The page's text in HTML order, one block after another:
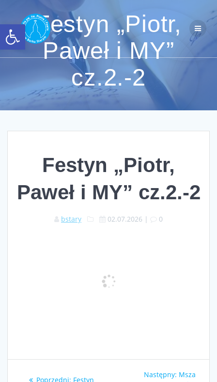
treści
Festyn „Piotr,
Paweł i MY”
cz.2.-2
Festyn „Piotr,
Paweł i MY” cz.2.-2
bstary 02.07.2026 | 0
Poprzedni: Poprzedni
Festyn
Następny: Następny
Msza
Otwórz pasek narzędzi